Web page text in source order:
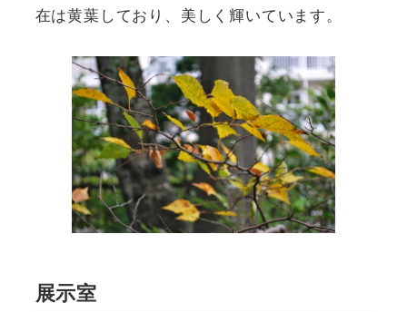
在は黄葉しており、美しく輝いています。
展示室